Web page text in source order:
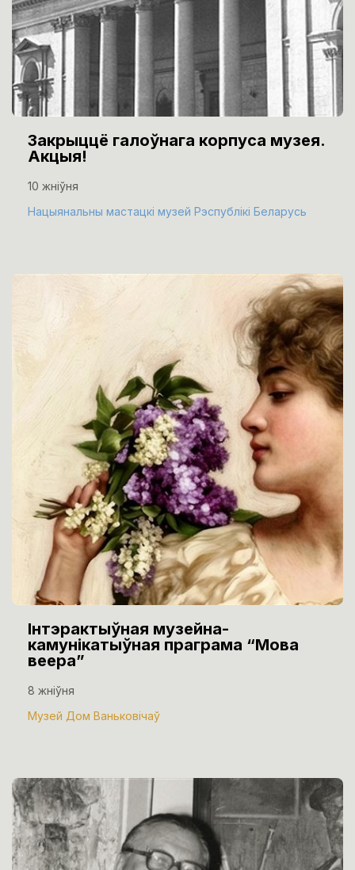
Закрыццё галоўнага корпуса музея.
Акцыя!
10 жніўня
Нацыянальны мастацкі музей Рэспублікі Беларусь
Інтэрактыўная музейна-
камунікатыўная праграма “Мова
веера”
8 жніўня
Музей Дом Ваньковічаў